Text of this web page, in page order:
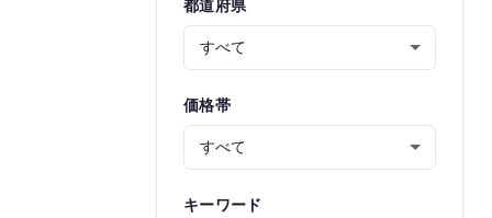
都道府県
価格帯
キーワード